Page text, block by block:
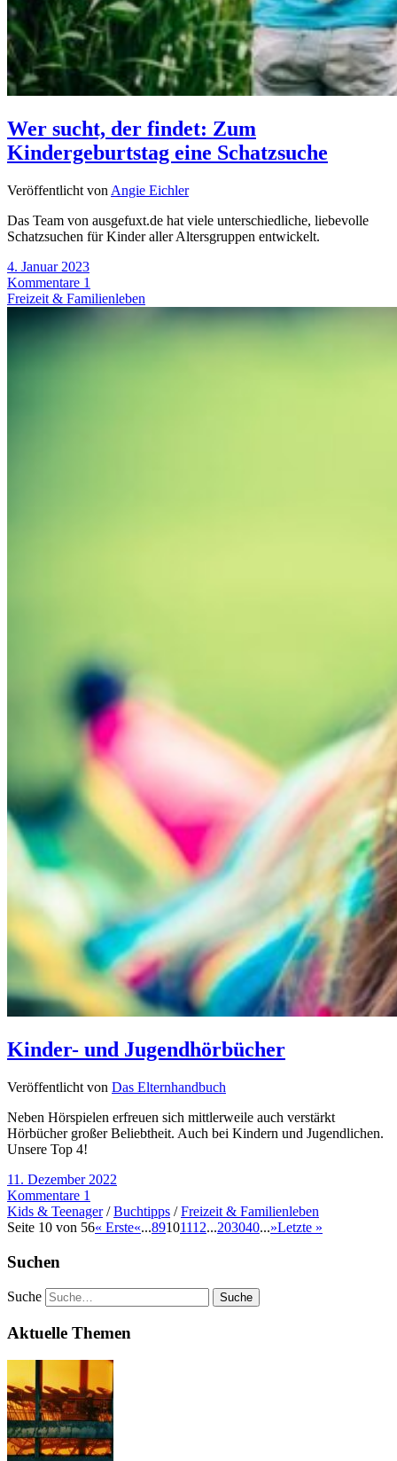
Wer sucht, der findet: Zum
Kindergeburtstag eine Schatzsuche
Veröffentlicht von Angie Eichler
Das Team von ausgefuxt.de hat viele unterschiedliche, liebevolle
Schatzsuchen für Kinder aller Altersgruppen entwickelt.
4. Januar 2023
Kommentare 1
Freizeit & Familienleben
Kinder- und Jugendhörbücher
Veröffentlicht von Das Elternhandbuch
Neben Hörspielen erfreuen sich mittlerweile auch verstärkt
Hörbücher großer Beliebtheit. Auch bei Kindern und Jugendlichen.
Unsere Top 4!
11. Dezember 2022
Kommentare 1
Kids & Teenager/Buchtipps /Freizeit & Familienleben
Seite 10 von 56« Erste«...89101112...203040...»Letzte »
Suchen
Suche
Aktuelle Themen